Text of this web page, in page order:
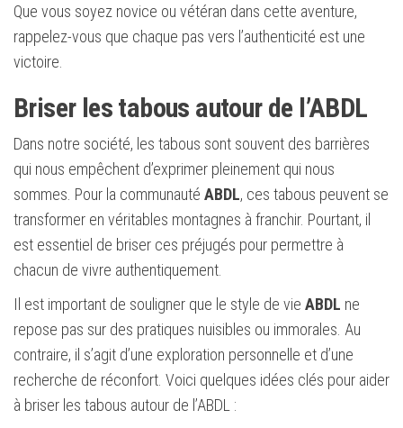
Que vous soyez novice ou vétéran dans cette aventure,
rappelez-vous que chaque pas vers l’authenticité est une
victoire.
Briser les tabous autour de l’ABDL
Dans notre société, les tabous sont souvent des barrières
qui nous empêchent d’exprimer pleinement qui nous
sommes. Pour la communauté ABDL, ces tabous peuvent se
transformer en véritables montagnes à franchir. Pourtant, il
est essentiel de briser ces préjugés pour permettre à
chacun de vivre authentiquement.
Il est important de souligner que le style de vie ABDL ne
repose pas sur des pratiques nuisibles ou immorales. Au
contraire, il s’agit d’une exploration personnelle et d’une
recherche de réconfort. Voici quelques idées clés pour aider
à briser les tabous autour de l’ABDL :